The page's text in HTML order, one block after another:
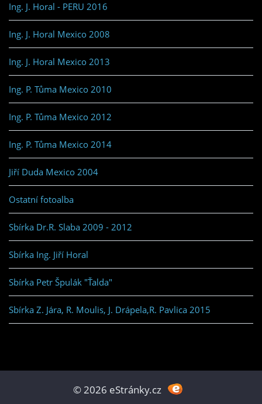
Ing. J. Horal - PERU 2016
Ing. J. Horal Mexico 2008
Ing. J. Horal Mexico 2013
Ing. P. Tůma Mexico 2010
Ing. P. Tůma Mexico 2012
Ing. P. Tůma Mexico 2014
Jiří Duda Mexico 2004
Ostatní fotoalba
Sbírka Dr.R. Slaba 2009 - 2012
Sbírka Ing. Jiří Horal
Sbírka Petr Špulák "Ťalda"
Sbírka Z. Jára, R. Moulis, J. Drápela,R. Pavlica 2015
© 2026 eStránky.cz